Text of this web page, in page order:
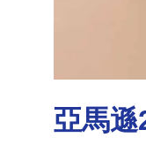
亞馬遜